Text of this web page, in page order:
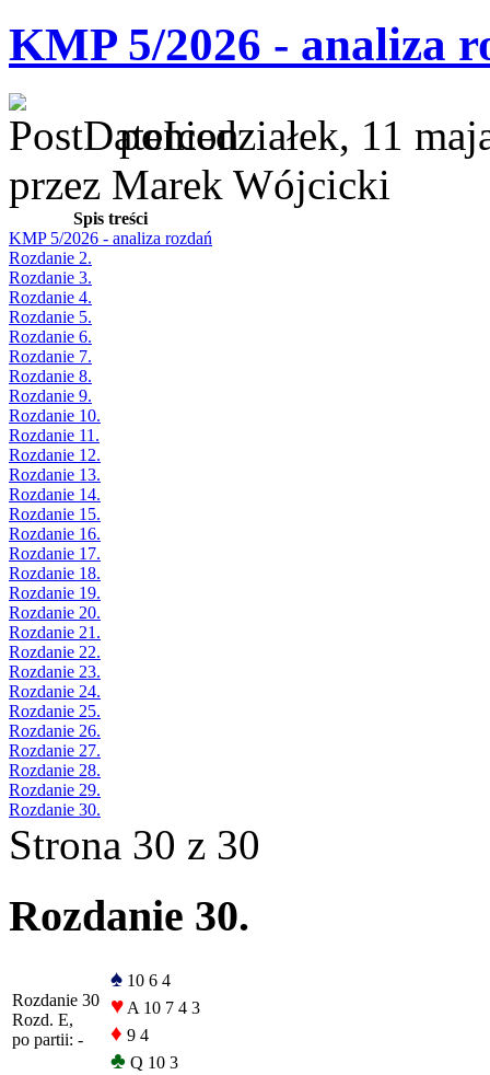
KMP 5/2026 - analiza
poniedziałek, 11
przez Marek Wójcicki
Spis treści
KMP 5/2026 - analiza rozdań
Rozdanie 2.
Rozdanie 3.
Rozdanie 4.
Rozdanie 5.
Rozdanie 6.
Rozdanie 7.
Rozdanie 8.
Rozdanie 9.
Rozdanie 10.
Rozdanie 11.
Rozdanie 12.
Rozdanie 13.
Rozdanie 14.
Rozdanie 15.
Rozdanie 16.
Rozdanie 17.
Rozdanie 18.
Rozdanie 19.
Rozdanie 20.
Rozdanie 21.
Rozdanie 22.
Rozdanie 23.
Rozdanie 24.
Rozdanie 25.
Rozdanie 26.
Rozdanie 27.
Rozdanie 28.
Rozdanie 29.
Rozdanie 30.
Strona 30 z 30
Rozdanie 30.
Rozdanie 30
Rozd. E,
po partii: -
♠ 10 6 4
♥ A 10 7 4 3
♦ 9 4
♣ Q 10 3